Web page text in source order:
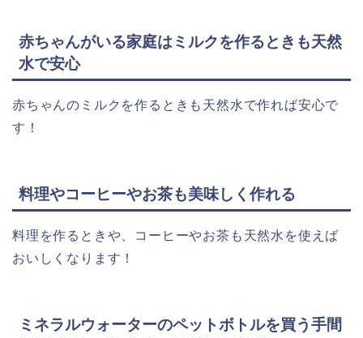
赤ちゃんがいる家庭はミルクを作るときも天然
水で安心
赤ちゃんのミルクを作るときも天然水で作れば安心で
す！
料理やコーヒーやお茶も美味しく作れる
料理を作るときや、コーヒーやお茶も天然水を使えば
おいしくなります！
ミネラルウォーターのペットボトルを買う手間